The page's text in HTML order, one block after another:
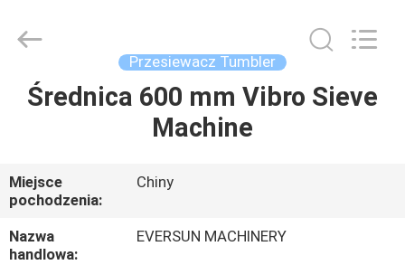
DOM
POKAZ
VR
Reserved.
Przesiewacz Tumbler
Średnica 600 mm Vibro Sieve
Machine
Miejsce
pochodzenia:
Chiny
Nazwa
handlowa:
EVERSUN MACHINERY